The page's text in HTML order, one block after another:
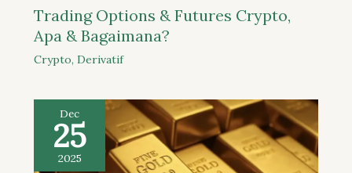
Trading Options & Futures Crypto,
Apa & Bagaimana?
Crypto, Derivatif
Dec
25
2025